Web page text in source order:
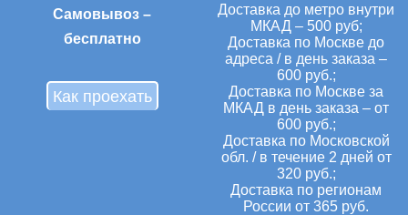
Самовывоз –
бесплатно
Как проехать
Доставка до метро внутри
МКАД – 500 руб;
Доставка по Москве до
адреса / в день заказа –
600 руб.;
Доставка по Москве за
МКАД в день заказа – от
600 руб.;
Доставка по Московской
обл. / в течение 2 дней от
320 руб.;
Доставка по регионам
России от 365 руб.